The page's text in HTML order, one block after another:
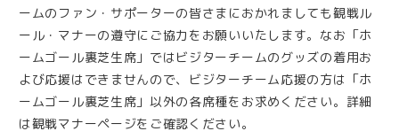
ームのファン・サポーターの皆さまにおかれましても観戦ル
ール・マナーの遵守にご協力をお願いいたします。なお「ホ
ームゴール裏芝生席」ではビジターチームのグッズの着用お
よび応援はできませんので、ビジターチーム応援の方は「ホ
ームゴール裏芝生席」以外の各席種をお求めください。詳細
は観戦マナーページをご確認ください。